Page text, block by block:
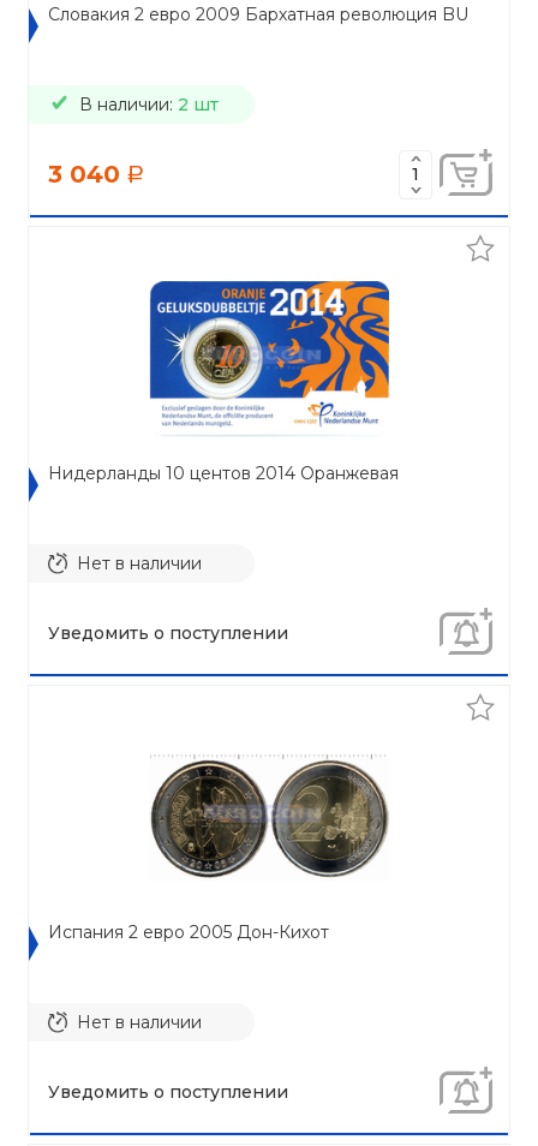
Словакия 2 евро 2009 Бархатная революция BU
В наличии: 2 шт
3 040 a
Нидерланды 10 центов 2014 Оранжевая
Нет в наличии
Уведомить о поступлении
Испания 2 евро 2005 Дон-Кихот
Нет в наличии
Уведомить о поступлении